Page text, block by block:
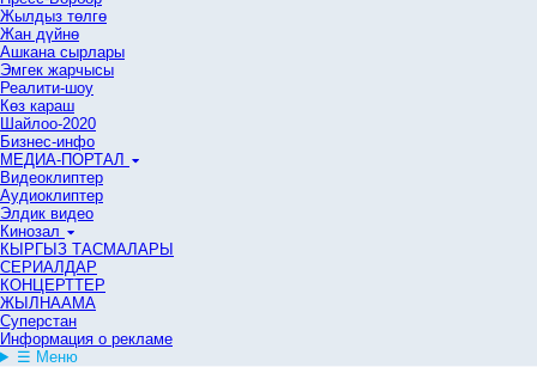
Жылдыз төлгө
Жан дүйнө
Ашкана сырлары
Эмгек жарчысы
Реалити-шоу
Көз караш
Шайлоо-2020
Бизнес-инфо
МЕДИА-ПОРТАЛ
Видеоклиптер
Аудиоклиптер
Элдик видео
Кинозал
КЫРГЫЗ ТАСМАЛАРЫ
СЕРИАЛДАР
КОНЦЕРТТЕР
ЖЫЛНААМА
Суперстан
Информация о рекламе
☰ Меню